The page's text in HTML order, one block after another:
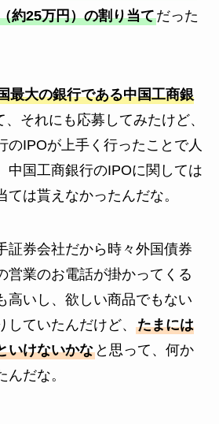
約25万円）の割り当てだった
最大の銀行である中国工商銀
、それにも応募してみたけど、
のIPOが上手く行ったことで人
中国工商銀行のIPOに関しては
ては貰えなかったんだな。
証券会社だから時々外国債券
営業のお電話が掛かってくる
高いし、欲しい商品でもない
ていたんだけど、 たまには
いけないかなと思って、何か
だな。